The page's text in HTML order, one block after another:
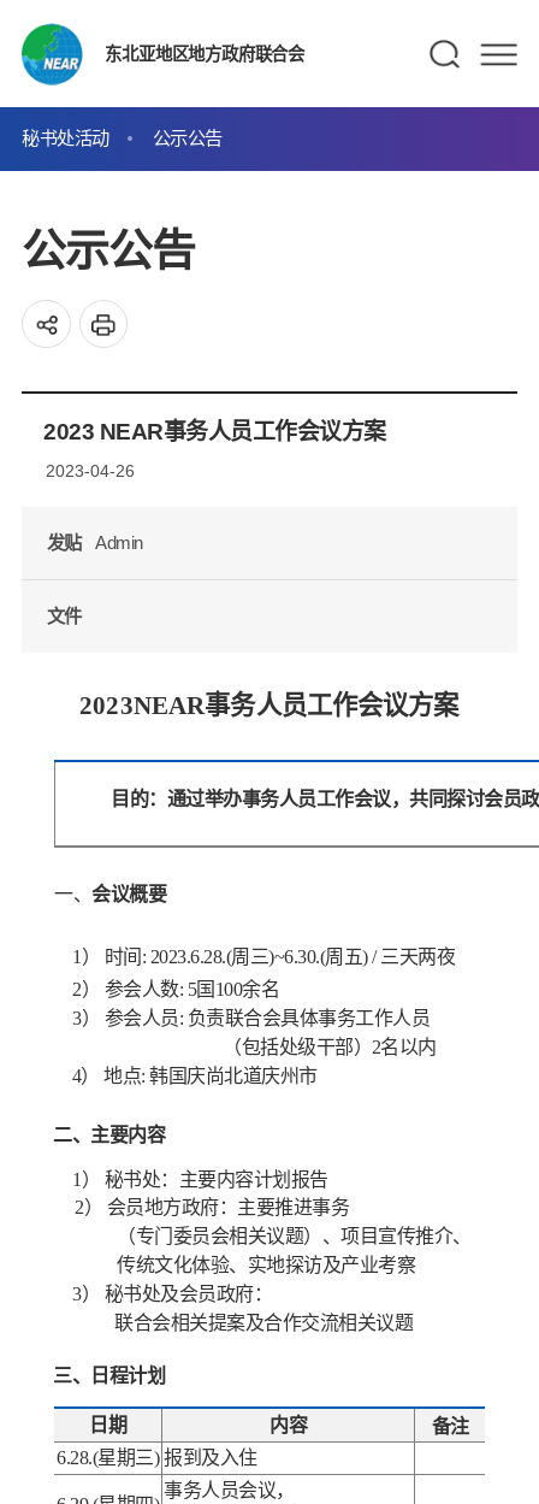
东北亚地区地方政府联合会
秘书处活动 公示公告
公示公告
2023 NEAR事务人员工作会议方案
2023-04-26
发贴 Admin
文件
2023NEAR事务人员工作会议方案
目的：通过举办事务人员工作会议，共同探讨会员
一、 会议概要
1 ） 时间 : 2023.6.28.(周三)~6.30.(周五) / 三天两夜
2） 参会人数: 5国 100余名
3） 参会人员: 负责联合会具体事务工作人员
（包括处级干部） 2名以内
4）地点:韩国庆尚北道庆州市
二、主要内容
1 ） 秘书处： 主要内容计划报告
2） 会员地方政府： 主要推进事务
（专门委员会相关议题）、项目宣传推介、
传统文化体验、实地探访及产业考察
3） 秘书处及会员政府：
联合会相关提案及合作交流相关议题
三、 日程计划
日期 内容
备注
6.28.(星期三) 报到及入住
事务人员会议，